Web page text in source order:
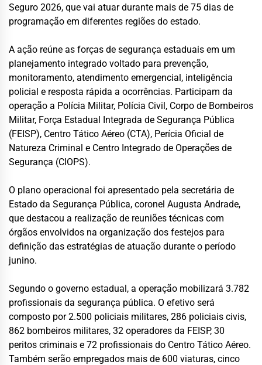
Seguro 2026, que vai atuar durante mais de 75 dias de
programação em diferentes regiões do estado.
A ação reúne as forças de segurança estaduais em um
planejamento integrado voltado para prevenção,
monitoramento, atendimento emergencial, inteligência
policial e resposta rápida a ocorrências. Participam da
operação a Polícia Militar, Polícia Civil, Corpo de Bombeiros
Militar, Força Estadual Integrada de Segurança Pública
(FEISP), Centro Tático Aéreo (CTA), Perícia Oficial de
Natureza Criminal e Centro Integrado de Operações de
Segurança (CIOPS).
O plano operacional foi apresentado pela secretária de
Estado da Segurança Pública, coronel Augusta Andrade,
que destacou a realização de reuniões técnicas com
órgãos envolvidos na organização dos festejos para
definição das estratégias de atuação durante o período
junino.
Segundo o governo estadual, a operação mobilizará 3.782
profissionais da segurança pública. O efetivo será
composto por 2.500 policiais militares, 286 policiais civis,
862 bombeiros militares, 32 operadores da FEISP, 30
peritos criminais e 72 profissionais do Centro Tático Aéreo.
Também serão empregados mais de 600 viaturas, cinco